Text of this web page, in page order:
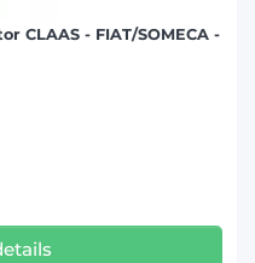
CLAAS - FIAT/SOMECA -